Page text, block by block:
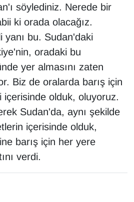
söylediniz. Nerede bir
ki orada olacağız.
yanı bu. Sudan'daki
oradaki bu
yer almasını zaten
Biz de oralarda barış için
içerisinde olduk, oluyoruz.
Sudan'da, aynı şekilde
içerisinde olduk,
barış için her yere
verdi.